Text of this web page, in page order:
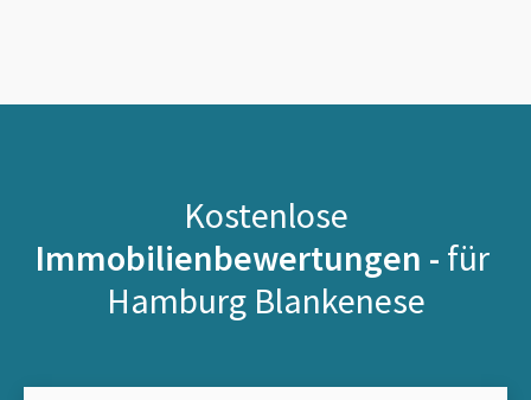
Kostenlose
Immobilienbewertungen - für
Hamburg Blankenese